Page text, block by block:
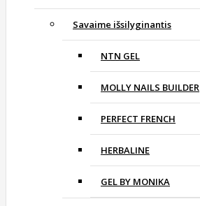
Savaime išsilyginantis
NTN GEL
MOLLY NAILS BUILDER
PERFECT FRENCH
HERBALINE
GEL BY MONIKA